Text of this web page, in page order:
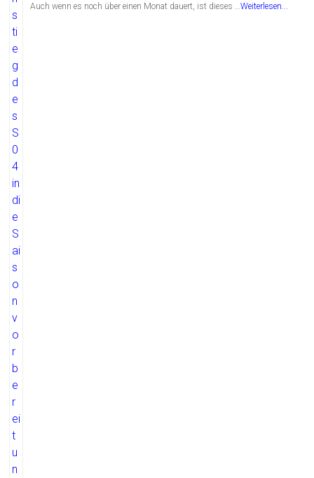
Auch wenn es noch über einen Monat dauert, ist dieses …Weiterlesen...